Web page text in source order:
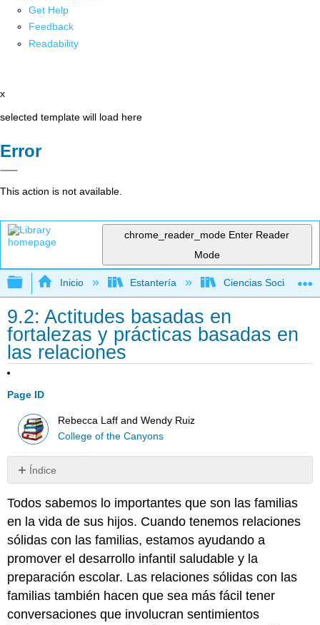
Get Help
Feedback
Readability
x
selected template will load here
Error
This action is not available.
chrome_reader_mode Enter Reader
Mode
Expandir/contraer jerarquía global
Inicio Estantería Ciencias Sociales
9.2: Actitudes basadas en
fortalezas y prácticas basadas en
las relaciones
Page ID
Rebecca Laff and Wendy Ruiz
College of the Canyons
Índice
basadas
en
fortalezas
para
construir
relaciones
positivas
a
Todos sabemos lo importantes que son las familias
en la vida de sus hijos. Cuando tenemos relaciones
sólidas con las familias, estamos ayudando a
promover el desarrollo infantil saludable y la
preparación escolar. Las relaciones sólidas con las
familias también hacen que sea más fácil tener
conversaciones que involucran sentimientos